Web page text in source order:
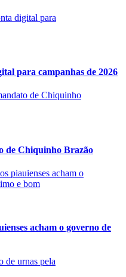
para campanhas de 2026
de Chiquinho Brazão
acham o governo de